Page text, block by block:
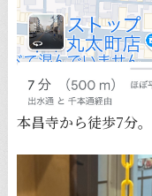
本昌寺から徒歩7分。